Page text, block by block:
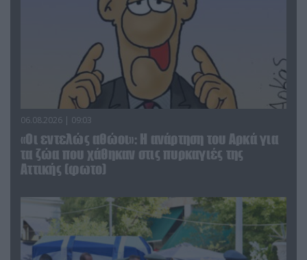
06.08.2026 | 09:03
«Οι εντελώς αθώοι»: Η ανάρτηση του Αρκά για
τα ζώα που χάθηκαν στις πυρκαγιές της
Αττικής (φωτο)